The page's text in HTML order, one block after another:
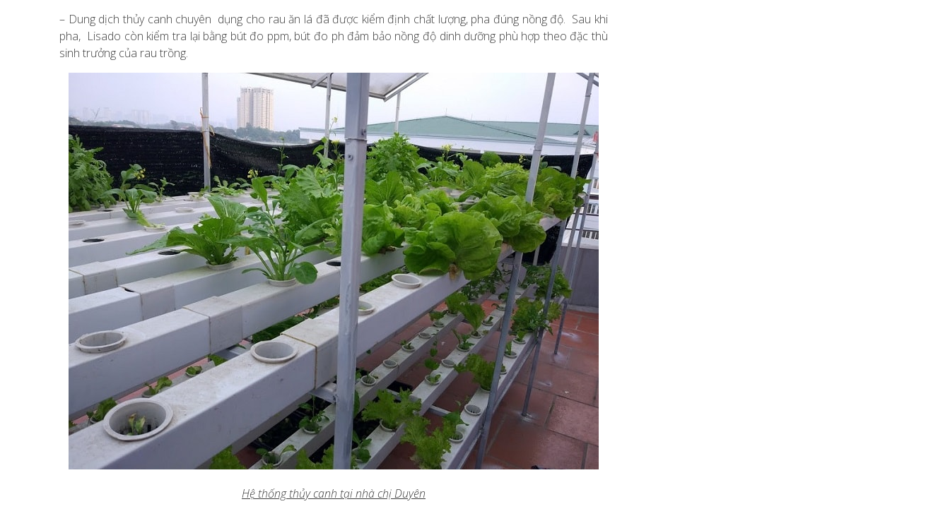
– Dung dịch thủy canh chuyên dụng cho rau ăn lá đã được kiểm định chất lượng, pha đúng nồng độ. Sau khi
pha, Lisado còn kiểm tra lại bằng bút đo ppm, bút đo ph đảm bảo nồng độ dinh dưỡng phù hợp theo đặc thù
sinh trưởng của rau trồng.
Hệ thống thủy canh tại nhà chị Duyên